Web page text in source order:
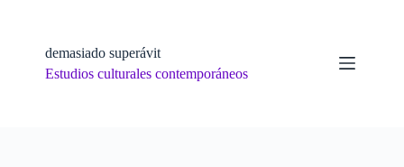
demasiado superávit
Estudios culturales contemporáneos